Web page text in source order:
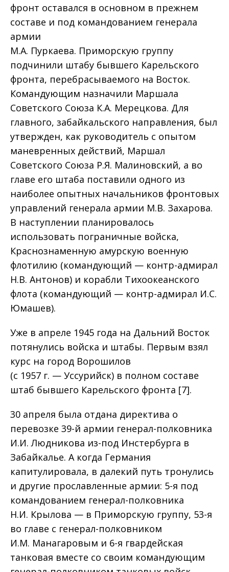
фронт оставался в основном в прежнем
составе и под командованием генерала
армии
М.А. Пуркаева. Приморскую группу
подчинили штабу бывшего Карельского
фронта, перебрасываемого на Восток.
Командующим назначили Маршала
Советского Союза К.А. Мерецкова. Для
главного, забайкальского направления, был
утвержден, как руководитель с опытом
маневренных действий, Маршал
Советского Союза Р.Я. Малиновский, а во
главе его штаба поставили одного из
наиболее опытных начальников фронтовых
управлений генерала армии М.В. Захарова.
В наступлении планировалось
использовать пограничные войска,
Краснознаменную амурскую военную
флотилию (командующий — контр-адмирал
Н.В. Антонов) и корабли Тихоокеанского
флота (командующий — контр-адмирал И.С.
Юмашев).
Уже в апреле 1945 года на Дальний Восток
потянулись войска и штабы. Первым взял
курс на город Ворошилов
(с 1957 г. — Уссурийск) в полном составе
штаб бывшего Карельского фронта [7].
30 апреля была отдана директива о
перевозке 39-й армии генерал-полковника
И.И. Людникова из-под Инстербурга в
Забайкалье. А когда Германия
капитулировала, в далекий путь тронулись
и другие прославленные армии: 5-я под
командованием генерал-полковника
Н.И. Крылова — в Приморскую группу, 53-я
во главе с генерал-полковником
И.М. Манагаровым и 6-я гвардейская
танковая вместе со своим командующим